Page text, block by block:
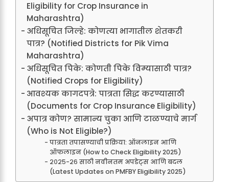
Eligibility for Crop Insurance in
Maharashtra)
अधिसूचित जिल्हे: कोणत्या भागातील शेतकरी
पात्र? (Notified Districts for Pik Vima
Maharashtra)
अधिसूचित पिके: कोणती पिके विम्यासाठी पात्र?
(Notified Crops for Eligibility)
आवश्यक कागदपत्रे: पात्रता सिद्ध करण्यासाठी
(Documents for Crop Insurance Eligibility)
अपात्र कोण? सामान्य चुका आणि टाळण्याचे मार्ग
(Who is Not Eligible?)
पात्रता तपासण्याची प्रक्रिया: ऑनलाइन आणि
ऑफलाइन (How to Check Eligibility 2025)
२०२५-२६ साठी नवीनतम अपडेट्स आणि बदल
(Latest Updates on PMFBY Eligibility 2025)